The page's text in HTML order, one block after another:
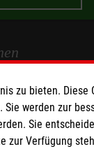
zu bieten.
werden zur
Sie
Verfügung